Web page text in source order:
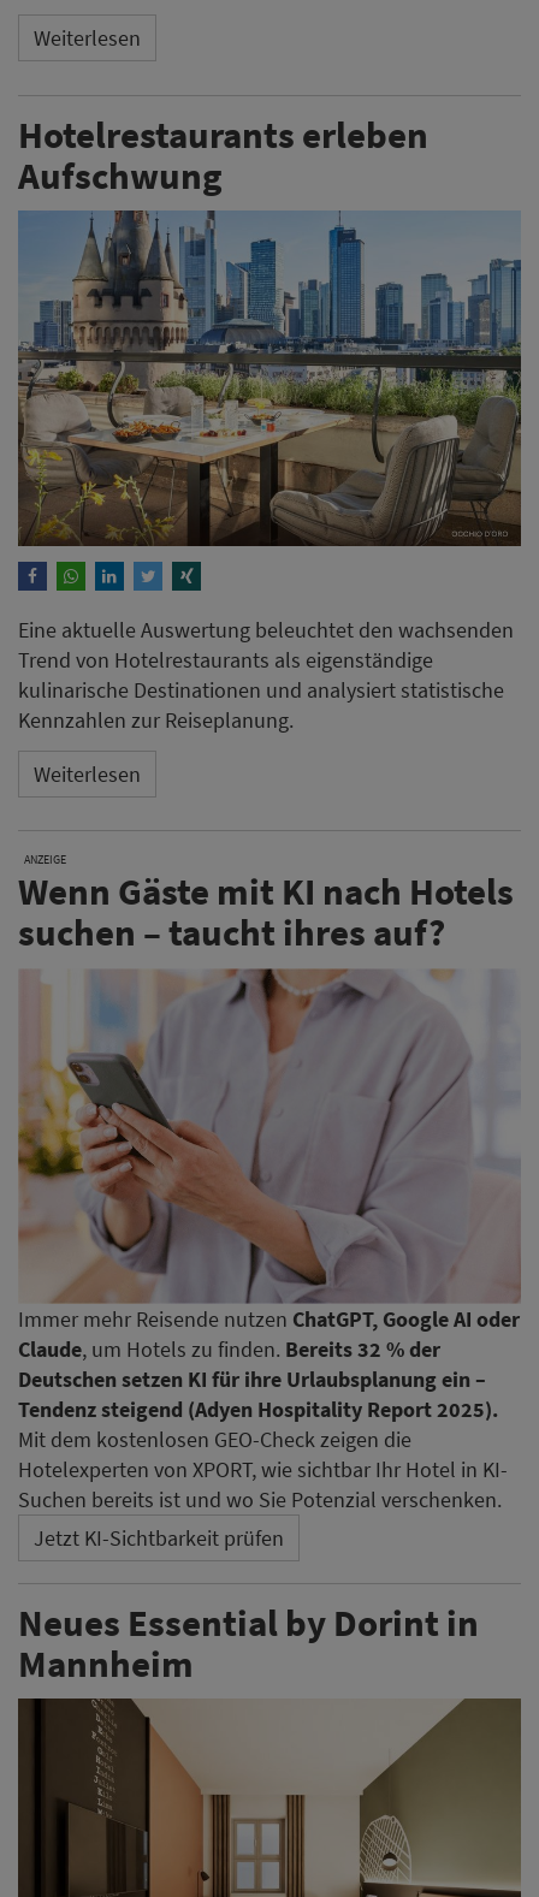
Weiterlesen
Hotelrestaurants erleben
Aufschwung
Eine aktuelle Auswertung beleuchtet den wachsenden
Trend von Hotelrestaurants als eigenständige
kulinarische Destinationen und analysiert statistische
Kennzahlen zur Reiseplanung.
Weiterlesen
ANZEIGE
Wenn Gäste mit KI nach Hotels
suchen – taucht ihres auf?
Immer mehr Reisende nutzen ChatGPT, Google AI oder
Claude, um Hotels zu finden. Bereits 32 % der
Deutschen setzen KI für ihre Urlaubsplanung ein –
Tendenz steigend (Adyen Hospitality Report 2025).
Mit dem kostenlosen GEO-Check zeigen die
Hotelexperten von XPORT, wie sichtbar Ihr Hotel in KI-
Suchen bereits ist und wo Sie Potenzial verschenken.
Jetzt KI-Sichtbarkeit prüfen
Neues Essential by Dorint in
Mannheim